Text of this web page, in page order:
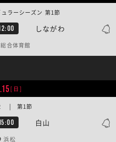
しながわ
ーシーズン 第1節
合体育館
[日]
白山
| 第1節
浜松